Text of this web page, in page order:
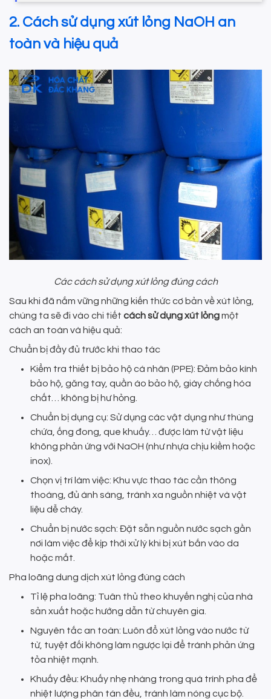
2. Cách sử dụng xút lỏng NaOH an
toàn và hiệu quả
Các cách sử dụng xút lỏng đúng cách
Sau khi đã nắm vững những kiến thức cơ bản về xút lỏng,
chúng ta sẽ đi vào chi tiết cách sử dụng xút lỏngmột
cách an toàn và hiệu quả:
Chuẩn bị đầy đủ trước khi thao tác
Kiểm tra thiết bị bảo hộ cá nhân (PPE): Đảm bảo kính
bảo hộ, găng tay, quần áo bảo hộ, giày chống hóa
chất… không bị hư hỏng.
Chuẩn bị dụng cụ: Sử dụng các vật dụng như thùng
chứa, ống đong, que khuấy… được làm từ vật liệu
không phản ứng với NaOH (như nhựa chịu kiềm hoặc
inox).
Chọn vị trí làm việc: Khu vực thao tác cần thông
thoáng, đủ ánh sáng, tránh xa nguồn nhiệt và vật
liệu dễ cháy.
Chuẩn bị nước sạch: Đặt sẵn nguồn nước sạch gần
nơi làm việc để kịp thời xử lý khi bị xút bắn vào da
hoặc mắt.
Pha loãng dung dịch xút lỏng đúng cách
Tỉ lệ pha loãng: Tuân thủ theo khuyến nghị của nhà
sản xuất hoặc hướng dẫn từ chuyên gia.
Nguyên tắc an toàn: Luôn đổ xút lỏng vào nước từ
từ, tuyệt đối không làm ngược lại để tránh phản ứng
tỏa nhiệt mạnh.
Khuấy đều: Khuấy nhẹ nhàng trong quá trình pha để
nhiệt lượng phân tán đều, tránh làm nóng cục bộ.